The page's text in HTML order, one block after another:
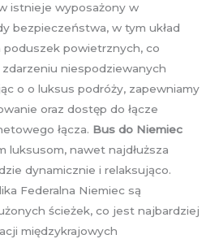
istnieje wyposażony w
bezpieczeństwa, w tym układ
powietrznych, co
niespodziewanych
o o luksus podróży, zapewniamy
oraz dostęp do łącze
łącza. Bus do Niemiec
luksusom, nawet najdłuższa
dynamicznie i relaksująco.
Federalna Niemiec są
ścieżek, co jest najbardziej
międzykrajowych